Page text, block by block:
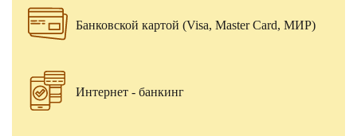
Банковской картой (Visa, Master Card, МИР)
Интернет - банкинг